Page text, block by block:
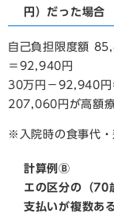
円）だった場合
自己負担限度額
＝92,940円
30万円－92,940円
207,060円が高額療
※入院時の食事代・
計算例Ⓑ
エの区分の（70
支払いが複数あ